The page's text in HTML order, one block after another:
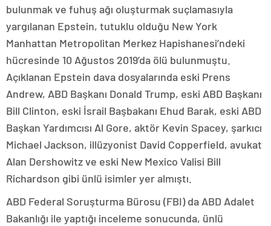
bulunmak ve fuhuş ağı oluşturmak suçlamasıyla
yargılanan Epstein, tutuklu olduğu New York
Manhattan Metropolitan Merkez Hapishanesi’ndeki
hücresinde 10 Ağustos 2019’da ölü bulunmuştu.
Açıklanan Epstein dava dosyalarında eski Prens
Andrew, ABD Başkanı Donald Trump, eski ABD Başkanı
Bill Clinton, eski İsrail Başbakanı Ehud Barak, eski ABD
Başkan Yardımcısı Al Gore, aktör Kevin Spacey, şarkıcı
Michael Jackson, illüzyonist David Copperfield, avukat
Alan Dershowitz ve eski New Mexico Valisi Bill
Richardson gibi ünlü isimler yer almıştı.
ABD Federal Soruşturma Bürosu (FBI) da ABD Adalet
Bakanlığı ile yaptığı inceleme sonucunda, ünlü